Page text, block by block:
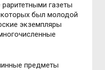
газеты
был молодой
экземпляры
предметы